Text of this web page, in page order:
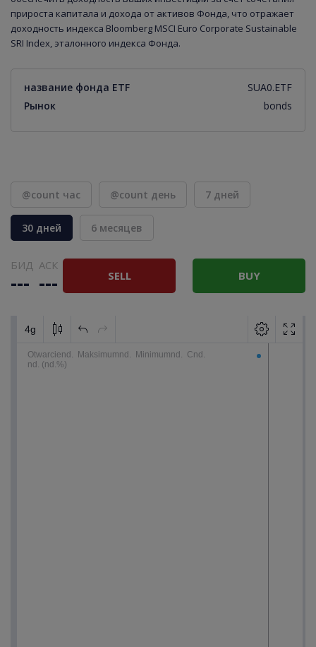
прироста капитала и дохода от активов Фонда, что отражает
доходность индекса Bloomberg MSCI Euro Corporate Sustainable
SRI Index, эталонного индекса Фонда.
название фонда ETF
SUA0.ETF
Рынок
bonds
@count час @count день 7 дней
30 дней 6 месяцев
БИД
---
АСК
--- SELL BUY